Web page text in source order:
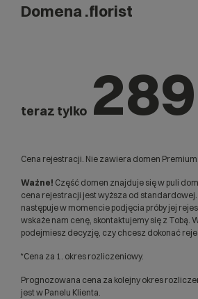
Domena .florist
teraz tylko 289
Cena rejestracji. Nie zawiera domen Premium.
Ważne! Część domen znajduje się w puli
cena rejestracji jest wyższa od
następuje w momencie podjęcia próby jej
wskaże nam cenę, skontaktujemy się z Tobą.
podejmiesz decyzję, czy chcesz dokonać
*Cena za 1. okres rozliczeniowy.
Prognozowana cena za kolejny okres
jest w Panelu Klienta.